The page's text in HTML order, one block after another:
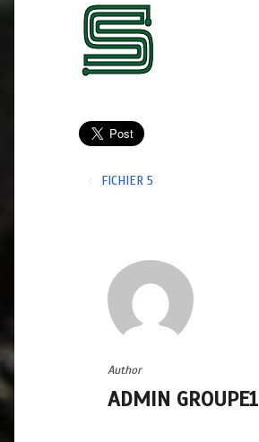
Navigation
FICHIER 5
Author
ADMIN GROUPE1